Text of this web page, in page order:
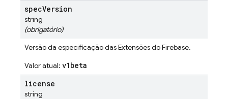
specVersion
string
(obrigatório)
Versão da especificação das Extensões do Firebase.
Valor atual: v1beta
license
string